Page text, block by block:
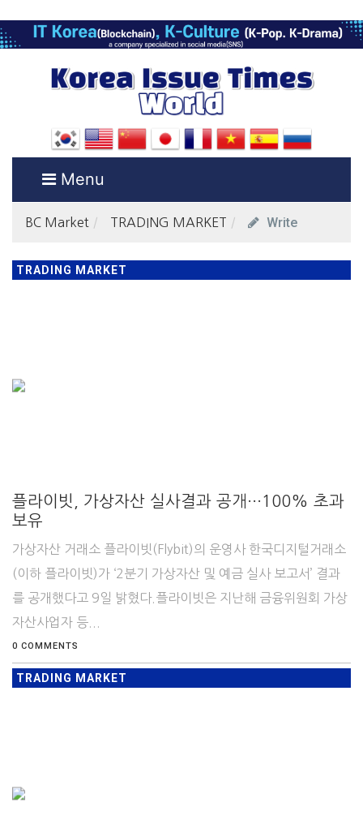
Menu
BC Market TRADING MARKET Write
TRADING MARKET
플라이빗, 가상자산 실사결과 공개···100% 초과
보유
가상자산 거래소 플라이빗(Flybit)의 운영사 한국디지털거래소
(이하 플라이빗)가 ‘2분기 가상자산 및 예금 실사 보고서’ 결과
를 공개했다고 9일 밝혔다.플라이빗은 지난해 금융위원회 가상
자산사업자 등...
0 COMMENTS
TRADING MARKET